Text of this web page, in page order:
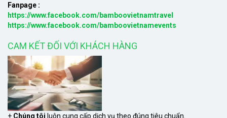
Fanpage :
https://www.facebook.com/bamboovietnamtravel
https://www.facebook.com/bamboovietnamevents
CAM KẾT ĐỐI VỚI KHÁCH HÀNG
+ Chúng tôi luôn cung cấp dịch vụ theo đúng tiêu chuẩn.